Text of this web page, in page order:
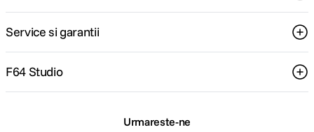
Service si garantii
F64 Studio
Urmareste-ne